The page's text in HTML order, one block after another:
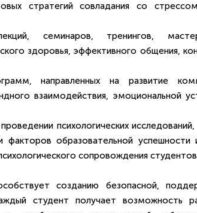
стратегий совладания со
семинаров, тренингов,
здоровья, эффективного общения,
направленных на развитие
взаимодействия, эмоциональной
психологических
факторов образовательной успешности
сопровождения
созданию безопасной,
студент получает возможность